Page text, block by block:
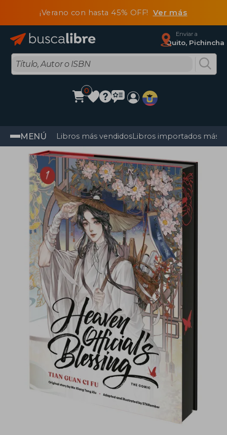
¡Verano con hasta 45% OFF! Ver más
Enviar a
Quito, Pichincha
0
MENÚ Libros más vendidosLibros importados más